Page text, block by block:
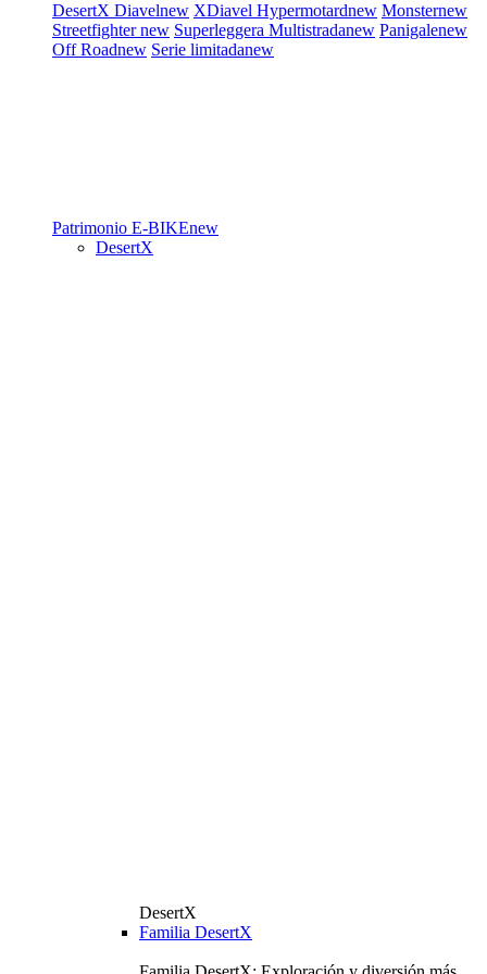
DesertX Diavelnew XDiavel Hypermotardnew Monsternew
Streetfighternew Superleggera Multistradanew Panigalenew
Off Roadnew Serie limitadanew
Patrimonio E-BIKEnew
DesertX
DesertX
Familia DesertX